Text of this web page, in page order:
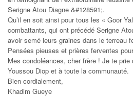
Serigne Atou Diagne &#128591;.
Qu’il en soit ainsi pour tous les « Goor
combattants, qui ont précédé Serigne
avoir semé leurs graines dans le terreau
Pensées pieuses et prières ferventes
Mes condoléances, cher frère ! Je te
Youssou Diop et à toute la communauté.
Bien cordialement,
Khadim Gueye